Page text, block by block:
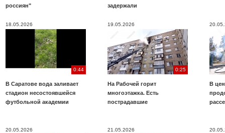
россиян"
задержали
18.05.2026
0:44
В Саратове вода заливает
стадион несостоявшейся
футбольной академии
19.05.2026
0:25
На Рабочей горит
многоэтажка. Есть
пострадавшие
В
20.05.2026 21.05.2026